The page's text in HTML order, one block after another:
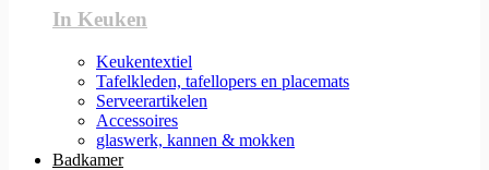
In Keuken
Keukentextiel
Tafelkleden, tafellopers en placemats
Serveerartikelen
Accessoires
glaswerk, kannen & mokken
Badkamer